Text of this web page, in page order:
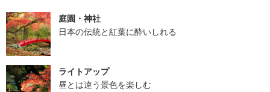
庭園・神社
日本の伝統と紅葉に酔いしれる
ライトアップ
昼とは違う景色を楽しむ